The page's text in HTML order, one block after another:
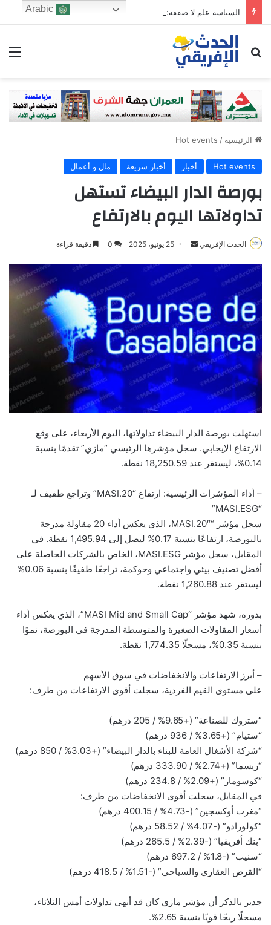
السياسة علم لا صفقة: نحو نقاش وطني لإنقاذ الفعل الحزبي من تغول المال
ابحث عن
الرئيسية /
Hot events
Hot events أخبار أخبار سريعة مال و أعمال
بورصة الدار البيضاء تستهل
تداولاتها اليوم بالارتفاع
الحدث الإفريقي
d
a
n
e
m
a
l
25 يونيو، 2025 0 دقيقة قراءة
استهلت بورصة الدار البيضاء تداولاتها، اليوم الأربعاء، على وقع
الارتفاع الإيجابي. سجل مؤشرها الرئيسي “مازي” تقدمًا بنسبة
0.14%، ليستقر عند 18,250.59 نقطة.
– أداء المؤشرات الرئيسية: ارتفاع “MASI.20” وتراجع طفيف لـ
“MASI.ESG”
سجل مؤشر “MASI.20″، الذي يعكس أداء 20 مقاولة مدرجة
بالبورصة، ارتفاعًا بنسبة 0.17% ليصل إلى 1,495.94 نقطة. في
المقابل، سجل مؤشر MASI.ESG، الخاص بالشركات الحاصلة على
أفضل تصنيف بيئي واجتماعي وحوكمة، تراجعًا طفيفًا بنسبة 0.06%
ليستقر عند 1,260.88 نقطة.
بدوره، شهد مؤشر “MASI Mid and Small Cap”، الذي يعكس أداء
أسعار المقاولات الصغيرة والمتوسطة المدرجة في البورصة، نموًا
بنسبة 0.35%، مسجلًا 1,774.35 نقطة.
– أبرز الارتفاعات والانخفاضات في سوق الأسهم
على مستوى القيم الفردية، سجلت أقوى الارتفاعات من طرف:
“ستروك للصناعة” (+9.65% / 205 درهم)
“ستيام” (+3.65% / 936 درهم)
“شركة الأشغال العامة للبناء بالدار البيضاء” (+3.03% / 850 درهم)
“ريسما” (+2.74% / 333.90 درهم)
“كوسومار” (+2.09% / 234.8 درهم)
في المقابل، سجلت أقوى الانخفاضات من طرف:
“مغرب أوكسجين” (-4.73% / 400.15 درهم)
“كولورادو” (-4.07% / 58.52 درهم)
“بنك أفريقيا” (-2.39% / 265.5 درهم)
“سنيب” (-1.8% / 697.2 درهم)
“القرض العقاري والسياحي” (-1.51% / 418.5 درهم)
جدير بالذكر أن مؤشر مازي كان قد أنهى تداولات أمس الثلاثاء،
مسجلًا ربحًا قويًا بنسبة 2.65%.
Arabic